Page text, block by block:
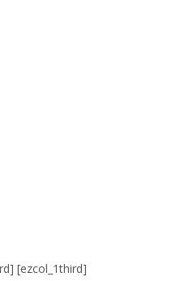
[ezcol_1third]